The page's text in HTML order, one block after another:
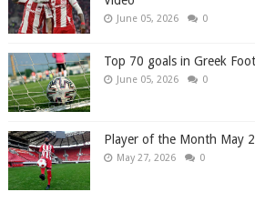
June 05, 2026 0
Top 70 goals in Greek
June 05, 2026 0
Player of the Month May
May 27, 2026 0